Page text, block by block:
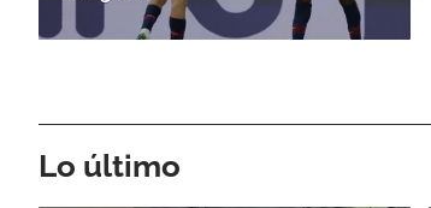
Lo último